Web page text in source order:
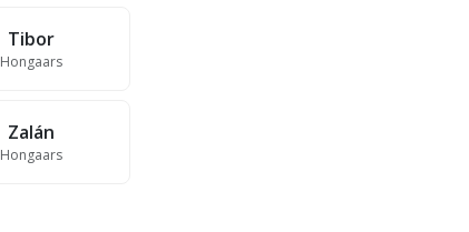
Tibor
Hongaars
Zalán
Hongaars